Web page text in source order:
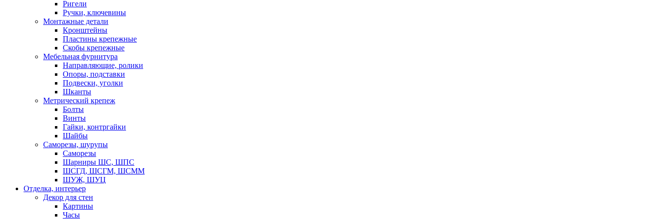
Ригели
Ручки, ключевины
Монтажные детали
Кронштейны
Пластины крепежные
Скобы крепежные
Мебельная фурнитура
Направляющие, ролики
Опоры, подставки
Подвески, уголки
Шканты
Метрический крепеж
Болты
Винты
Гайки, контргайки
Шайбы
Саморезы, шурупы
Саморезы
Шарниры ШС, ШПС
ШСГД, ШСГМ, ШСММ
ШУЖ, ШУЦ
Отделка, интерьер
Декор для стен
Картины
Часы